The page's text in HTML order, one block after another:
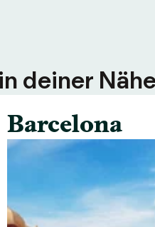
deiner
Barcelona